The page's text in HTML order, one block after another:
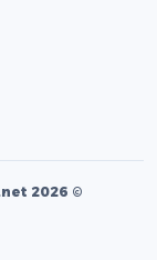
© 2026 natega4dk.net - جميع الحقوق محفوظة